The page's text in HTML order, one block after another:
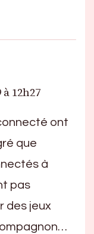
12h27
ont
que
à
pas
des jeux